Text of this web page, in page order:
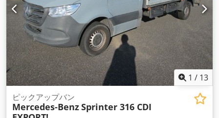
1 / 13
ピックアップバン
Mercedes-BenzSprinter 316 CDI